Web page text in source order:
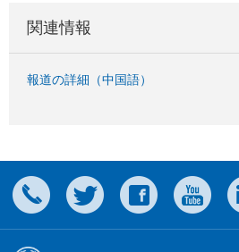
関連情報
報道の詳細（中国語）